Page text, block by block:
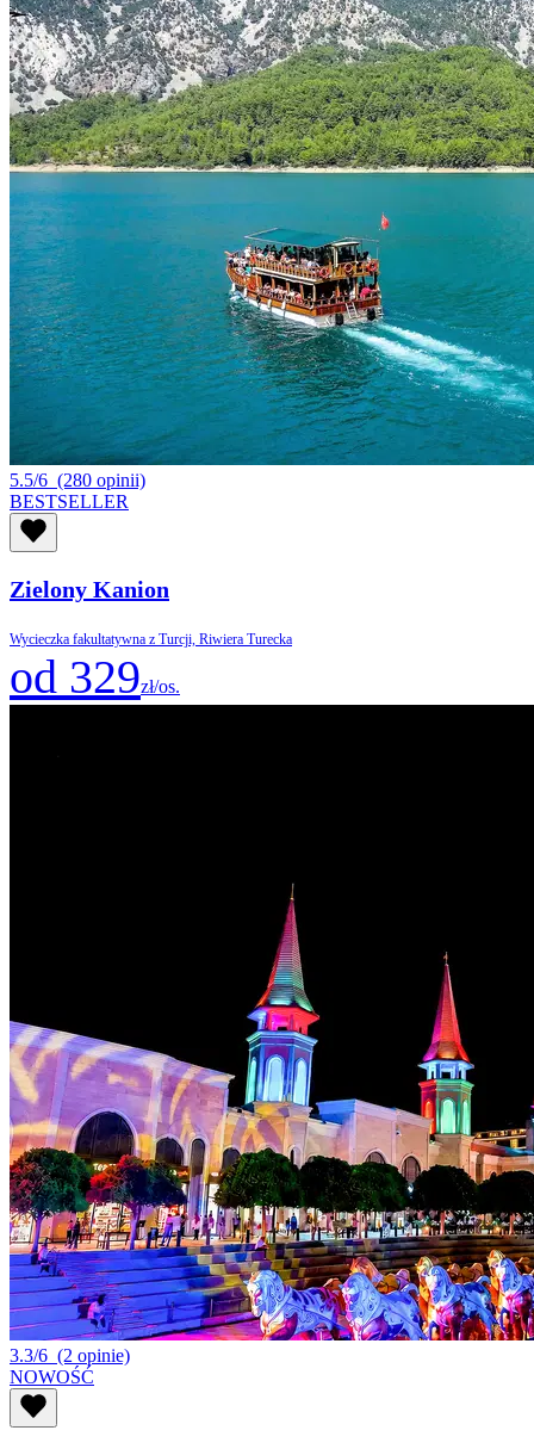
5.5/6 (280 opinii)
BESTSELLER
Zielony Kanion
Wycieczka fakultatywna z Turcji, Riwiera Turecka
od 329zł/os.
3.3/6 (2 opinie)
NOWOŚĆ